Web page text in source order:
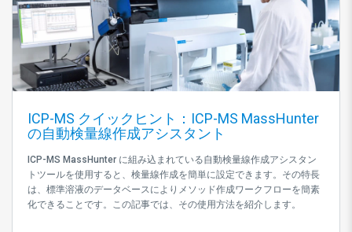
ICP-MS クイックヒント：ICP-MS MassHunter
の自動検量線作成アシスタント
ICP-MS MassHunter に組み込まれている自動検量線作成アシスタン
トツールを使用すると、検量線作成を簡単に設定できます。その特長
は、標準溶液のデータベースによりメソッド作成ワークフローを簡素
化できることです。この記事では、その使用方法を紹介します。